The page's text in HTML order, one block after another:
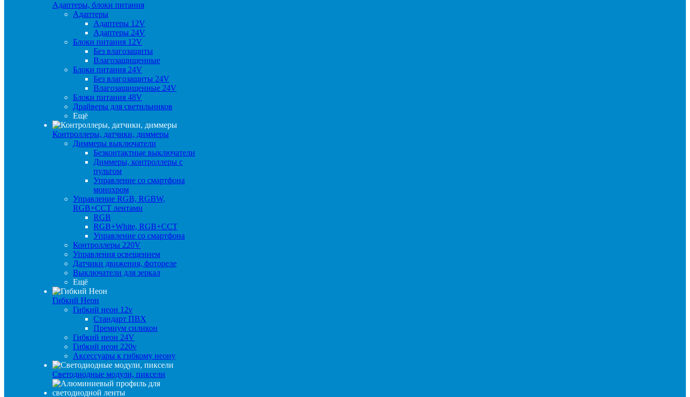
Адаптеры, блоки питания
Адаптеры
Адаптеры 12V
Адаптеры 24V
Блоки питания 12V
Без влагозащиты
Влагозащищенные
Блоки питания 24V
Без влагозащиты 24V
Влагозащищенные 24V
Блоки питания 48V
Драйверы для светильников
Ещё
Контроллеры, датчики, диммеры
Диммеры выключатели
Безконтактные выключатели
Диммеры, контроллеры с
пультом
Управление со смартфона
монохром
Управление RGB, RGBW,
RGB+CCT лентами
RGB
RGB+White, RGB+CCT
Управление со смартфона
Контроллеры 220V
Управления освещением
Датчики движения, фотореле
Выключатели для зеркал
Ещё
Гибкий Неон
Гибкий неон 12v
Стандарт ПВХ
Премиум силикон
Гибкий неон 24V
Гибкий неон 220v
Аксессуары к гибкому неону
Светодиодные модули, пиксели